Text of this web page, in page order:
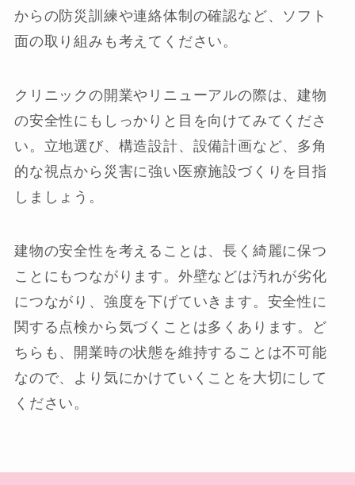
からの防災訓練や連絡体制の確認など、ソフト
面の取り組みも考えてください。
クリニックの開業やリニューアルの際は、建物
の安全性にもしっかりと目を向けてみてくださ
い。立地選び、構造設計、設備計画など、多角
的な視点から災害に強い医療施設づくりを目指
しましょう。
建物の安全性を考えることは、長く綺麗に保つ
ことにもつながります。外壁などは汚れが劣化
につながり、強度を下げていきます。安全性に
関する点検から気づくことは多くあります。ど
ちらも、開業時の状態を維持することは不可能
なので、より気にかけていくことを大切にして
ください。